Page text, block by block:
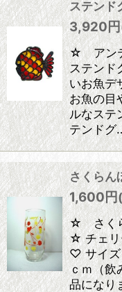
ステン
3,920円
☆ アン
ステン
いお魚デ
お魚の目
ルなステ
テンドグ
さくらん
1,600円
☆ さく
☆ チェリ
♡ サイ
ｃｍ（飲
品になり